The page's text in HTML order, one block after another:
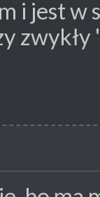
i jest w
zwykły